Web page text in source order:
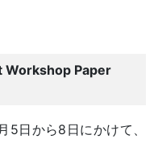
Workshop Paper
5日から8日にかけて、